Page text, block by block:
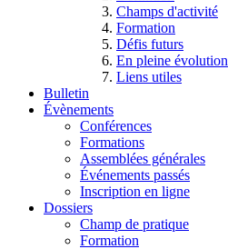
Champs d'activité
Formation
Défis futurs
En pleine évolution
Liens utiles
Bulletin
Évènements
Conférences
Formations
Assemblées générales
Événements passés
Inscription en ligne
Dossiers
Champ de pratique
Formation